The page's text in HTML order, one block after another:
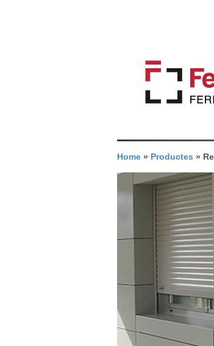
Home » Productes »